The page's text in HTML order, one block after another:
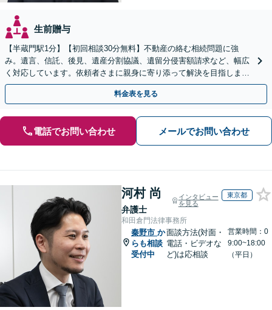
生前贈与
【半蔵門駅1分】【初回相談30分無料】不動産の絡む相続問題に強
み。遺言、信託、後見、遺産分割協議、遺留分侵害額請求など、幅広
く対応しています。依頼者さまに親身に寄り添って解決を目指しま
す。
料金表を見る
電話でお問い合わせ メールでお問い合わせ
河村 尚
弁護士
インタビュー
を見る
東京都
和田倉門法律事務所
秦野市 か
らも相談
受付中
面談方法(対面・
電話・ビデオな
ど)は応相談
営業時間：0
9:00~18:00
（平日）